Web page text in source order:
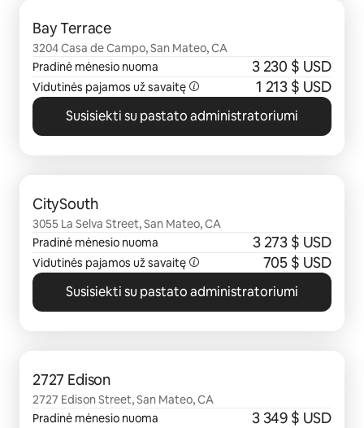
Bay Terrace
3204 Casa de Campo, San Mateo, CA
Pradinė mėnesio nuoma
3 230 $ USD
Vidutinės pajamos už savaitę 1 213 $ USD
Susisiekti su pastato administratoriumi
CitySouth
3055 La Selva Street, San Mateo, CA
Pradinė mėnesio nuoma
3 273 $ USD
Vidutinės pajamos už savaitę 705 $ USD
Susisiekti su pastato administratoriumi
2727 Edison
2727 Edison Street, San Mateo, CA
Pradinė mėnesio nuoma
3 349 $ USD